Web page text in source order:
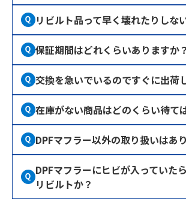
意ください。
リビルト品って早く壊れたりしな
メーカー純正品に比べるとご使用できる
す。
弊社のリビルト品は、全国から集めた状
品を分解洗浄、性能検査を行い出荷してお
気になる点はお電話にてご相談ください。
保証期間はどれくらいありますか？
DPFドットコムは14ヶ月間保証いたしま
ば、購入いただいた商品の代替品をすぐに
よくあるトラブルとしてエンジン周辺の
している場合もございますので、お近くの
度ご確認ください。
交換を急いでいるのですぐに出荷
在庫がある製品につきましては、17時ま
次第、
在庫がない商品はどのくらい待て
部材があるのもは、2～4営業日で出荷い
部材がない場合は、具体的な納期をその
可能性がございます。
DPFマフラー以外の取り扱いはあ
インジェクター、ターボチャージャー、
DPFマフラーにヒビが入っていた
リビルトか？
クラックから排気などが漏れる可能性が高
くリビルトでの対応になります。
DPFドットコムの公式LINE、またはお問